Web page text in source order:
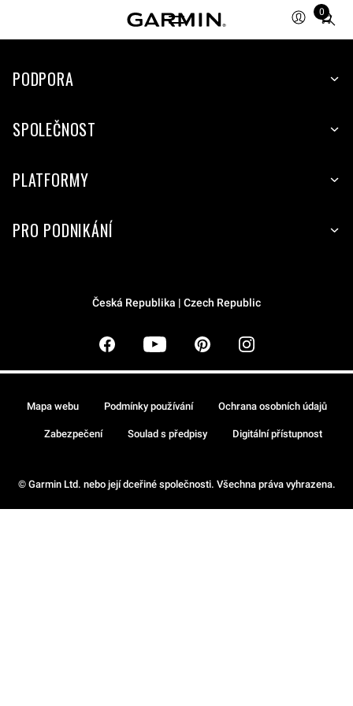
0
Total
items
cart:
PODPORA
SPOLEČNOST
PLATFORMY
PRO PODNIKÁNÍ
Česká Republika | Czech Republic
© Garmin Ltd. nebo její dceřiné společnosti. Všechna práva vyhrazena.
Mapa webu Podmínky používání Ochrana osobních údajů
Zabezpečení Soulad s předpisy Digitální přístupnost